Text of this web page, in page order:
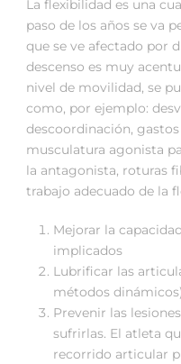
La flexibilidad es una
paso de los años se va
que se ve afectado por
descenso es muy
nivel de movilidad, se
como, por ejemplo:
descoordinación,
musculatura agonista
la antagonista, roturas
trabajo adecuado de la
Mejorar la
implicados
Lubrificar las
métodos
Prevenir las
sufrirlas. El atleta
recorrido articular